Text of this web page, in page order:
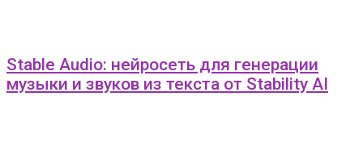
Stable Audio: нейросеть для генерации
музыки и звуков из текста от Stability AI